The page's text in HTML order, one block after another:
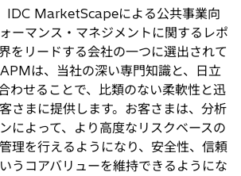
IDC MarketScapeによる公共事業向
ーマンス・マネジメントに関するレポ
をリードする会社の一つに選出されて
は、当社の深い専門知識と、日立
わせることで、比類のない柔軟性と迅
さまに提供します。お客さまは、分析
によって、より高度なリスクベースの
理を行えるようになり、安全性、信頼
うコアバリューを維持できるようにな